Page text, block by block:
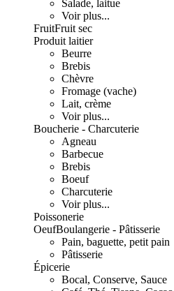
Salade, laitue
Voir plus...
FruitFruit sec
Produit laitier
Beurre
Brebis
Chèvre
Fromage (vache)
Lait, crème
Voir plus...
Boucherie - Charcuterie
Agneau
Barbecue
Brebis
Boeuf
Charcuterie
Voir plus...
Poissonerie
OeufBoulangerie - Pâtisserie
Pain, baguette, petit pain
Pâtisserie
Épicerie
Bocal, Conserve, Sauce